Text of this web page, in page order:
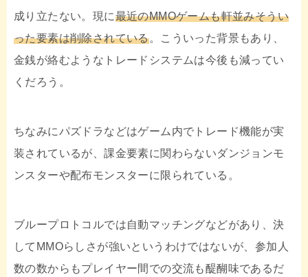
成り立たない。現に最近のMMOゲームも軒並みそうい
った要素は削除されている。こういった背景もあり、
金銭が絡むようなトレードシステムは今後も減ってい
くだろう。
ちなみにパズドラなどはゲーム内でトレード機能が実
装されているが、課金要素に関わらないダンジョンモ
ンスターや配布モンスターに限られている。
ブループロトコルでは自動マッチングなどがあり、決
してMMOらしさが強いというわけではないが、参加人
数の数からもプレイヤー間での交流も醍醐味であるだ